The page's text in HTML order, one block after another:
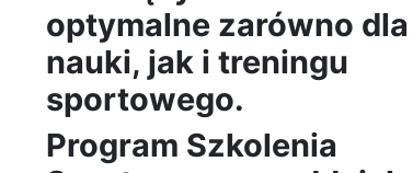
optymalne zarówno dla
nauki, jak i treningu
sportowego.
Program Szkolenia